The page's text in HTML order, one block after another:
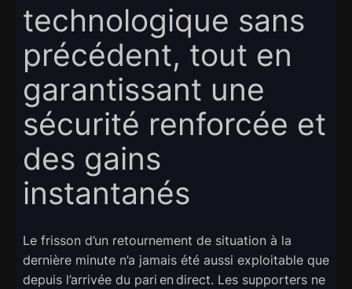
technologique sans
précédent, tout en
garantissant une
sécurité renforcée et
des gains
instantanés
Le frisson d’un retournement de situation à la
dernière minute n’a jamais été aussi exploitable que
depuis l’arrivée du pari en direct. Les supporters ne